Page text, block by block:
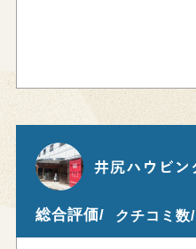
総合評価/ クチコミ数/